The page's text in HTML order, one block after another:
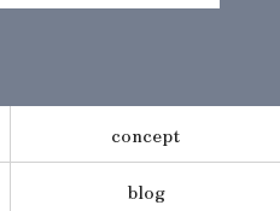
concept
blog